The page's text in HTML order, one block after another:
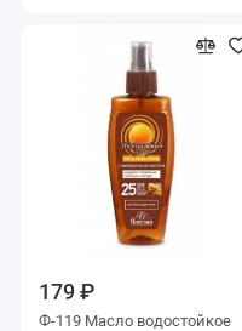
179 ₽
Ф-119 Масло водостойкое